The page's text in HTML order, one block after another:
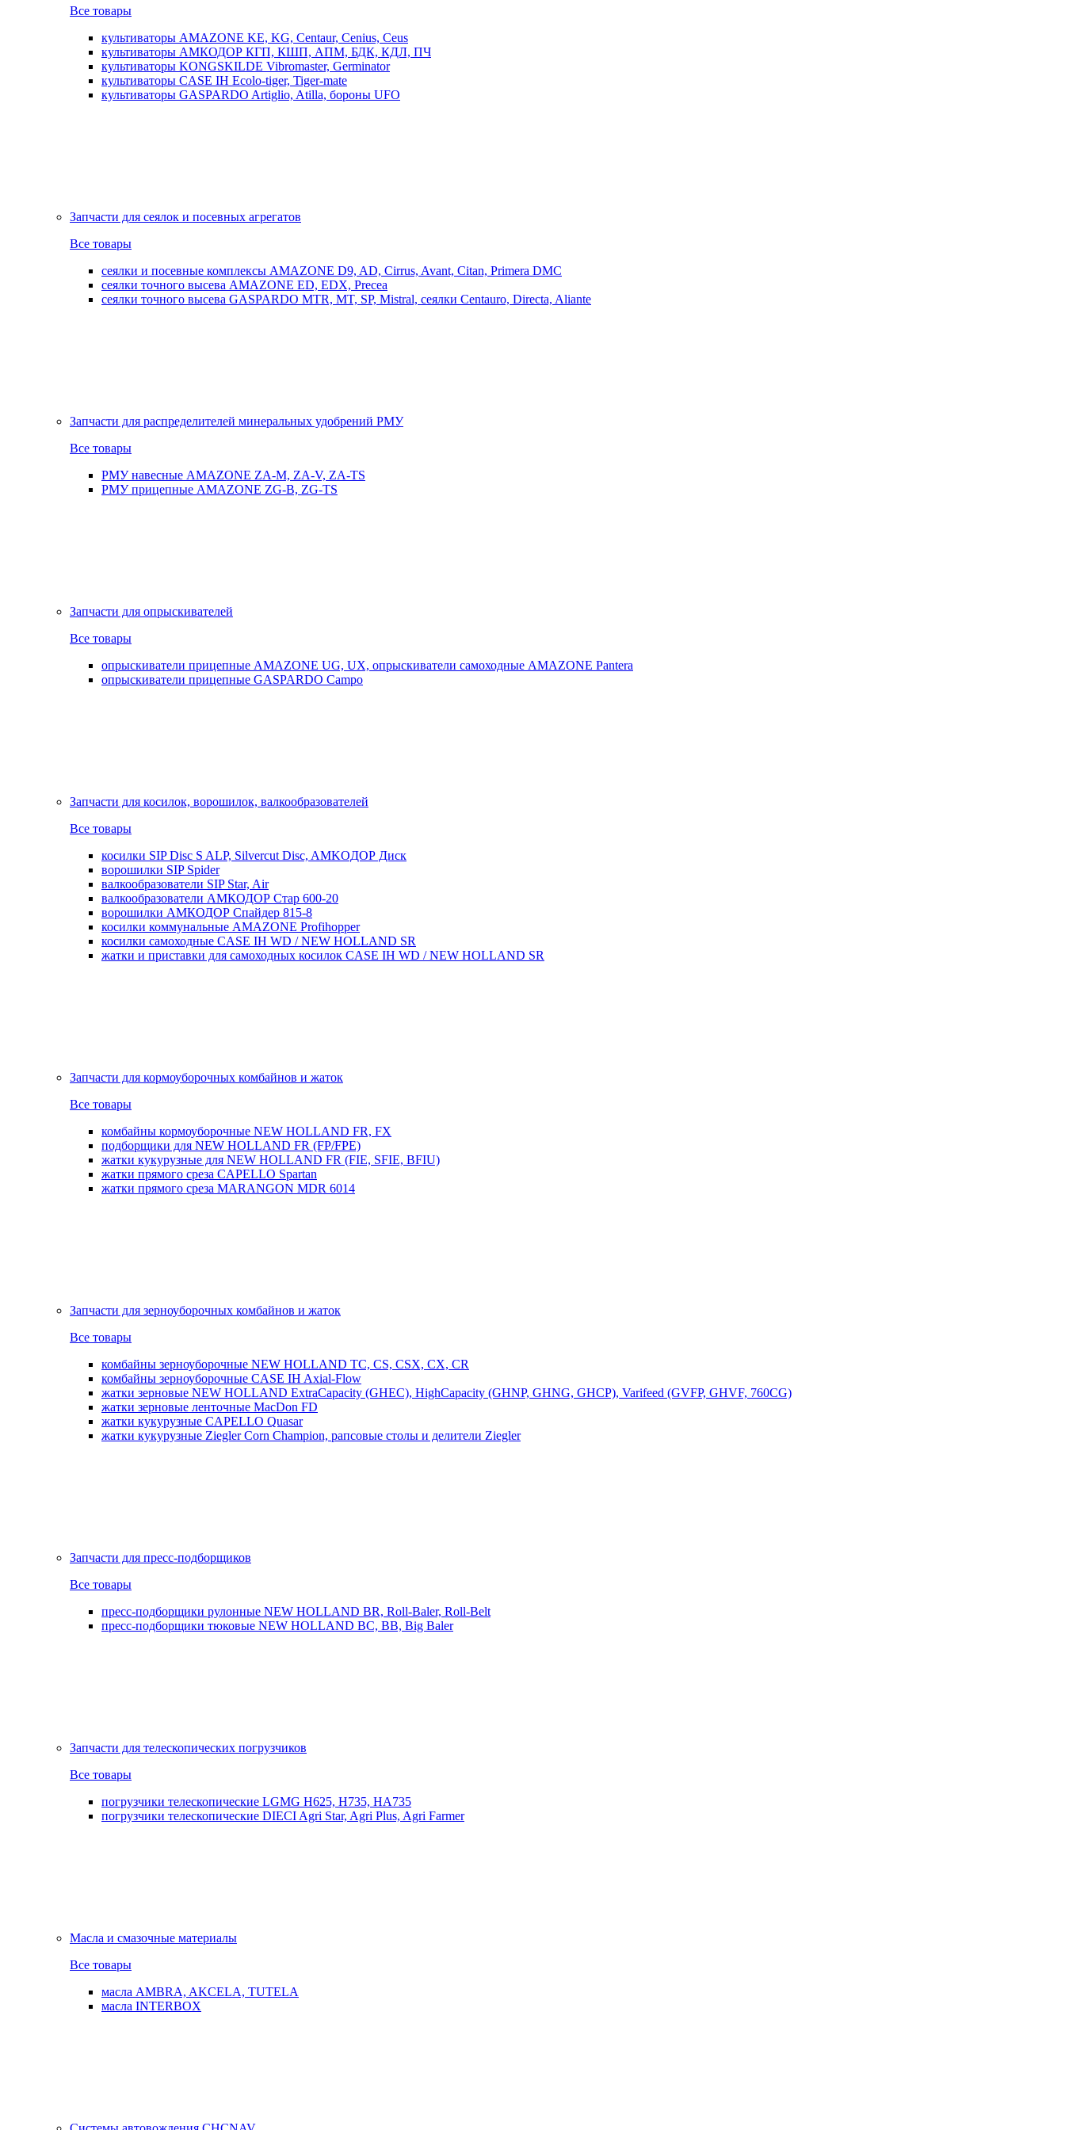
Все товары
культиваторы AMAZONE KE, KG, Centaur, Cenius, Ceus
культиваторы АМКОДОР КГП, КШП, АПМ, БДК, КДЛ, ПЧ
культиваторы KONGSKILDE Vibromaster, Germinator
культиваторы CASE IH Ecolo-tiger, Tiger-mate
культиваторы GASPARDO Artiglio, Atilla, бороны UFO
Запчасти для сеялок и посевных агрегатов
Все товары
сеялки и посевные комплексы AMAZONE D9, AD, Cirrus, Avant, Citan, Primera DMC
сеялки точного высева AMAZONE ED, EDX, Precea
сеялки точного высева GASPARDO MTR, MT, SP, Mistral, сеялки Centauro, Directa, Aliante
Запчасти для распределителей минеральных удобрений РМУ
Все товары
РМУ навесные AMAZONE ZA-M, ZA-V, ZA-TS
РМУ прицепные AMAZONE ZG-B, ZG-TS
Запчасти для опрыскивателей
Все товары
опрыскиватели прицепные AMAZONE UG, UX, опрыскиватели самоходные AMAZONE Pantera
опрыскиватели прицепные GASPARDO Campo
Запчасти для косилок, ворошилок, валкообразователей
Все товары
косилки SIP Disc S ALP, Silvercut Disc, AMKOДОР Диск
ворошилки SIP Spider
валкообразователи SIP Star, Air
валкообразователи АМКОДОР Стар 600-20
ворошилки АМКОДОР Спайдер 815-8
косилки коммунальные AMAZONE Profihopper
косилки самоходные CASE IH WD / NEW HOLLAND SR
жатки и приставки для самоходных косилок CASE IH WD / NEW HOLLAND SR
Запчасти для кормоуборочных комбайнов и жаток
Все товары
комбайны кормоуборочные NEW HOLLAND FR, FX
подборщики для NEW HOLLAND FR (FP/FPE)
жатки кукурузные для NEW HOLLAND FR (FIE, SFIE, BFIU)
жатки прямого среза CAPELLO Spartan
жатки прямого среза MARANGON MDR 6014
Запчасти для зерноуборочных комбайнов и жаток
Все товары
комбайны зерноуборочные NEW HOLLAND TC, CS, CSX, CX, CR
комбайны зерноуборочные CASE IH Axial-Flow
жатки зерновые NEW HOLLAND ExtraCapacity (GHEC), HighCapacity (GHNP, GHNG, GHCP), Varifeed (GVFP, GHVF, 760CG)
жатки зерновые ленточные MacDon FD
жатки кукурузные CAPELLO Quasar
жатки кукурузные Ziegler Corn Champion, рапсовые столы и делители Ziegler
Запчасти для пресс-подборщиков
Все товары
пресс-подборщики рулонные NEW HOLLAND BR, Roll-Baler, Roll-Belt
пресс-подборщики тюковые NEW HOLLAND BC, BB, Big Baler
Запчасти для телескопических погрузчиков
Все товары
погрузчики телескопические LGMG H625, H735, HA735
погрузчики телескопические DIECI Agri Star, Agri Plus, Agri Farmer
Масла и смазочные материалы
Все товары
масла AMBRA, AKCELA, TUTELA
масла INTERBOX